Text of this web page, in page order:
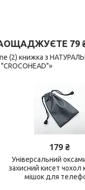
79
(2) книжка з
179 ₴
Універсальний
захисний кисет
мішок для